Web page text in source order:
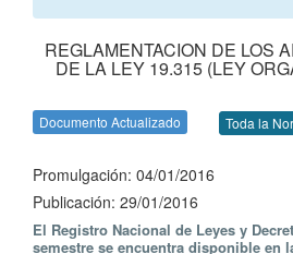
REGLAMENTACION DE LOS
DE LA LEY 19.315 (LEY
Documento Actualizado Toda la
Promulgación: 04/01/2016
Publicación: 29/01/2016
El Registro Nacional de Leyes y
semestre se encuentra disponible en